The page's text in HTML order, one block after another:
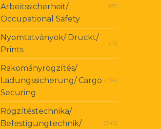
Arbeitssicherheit/
Occupational Safety
(87)
Nyomtatványok/ Druckt/
Prints
(15)
Rakományrögzítés/
Ladungssicherung/ Cargo
Securing
(104)
Rögzítéstechnika/
Befestigungtechnik/
(246)